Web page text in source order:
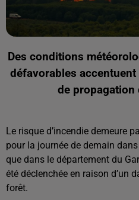
Des conditions
défavorables
de propagation
Le risque d’incendie demeure
pour la journée de demain
que dans le département du
été déclenchée en raison d’un
forêt.